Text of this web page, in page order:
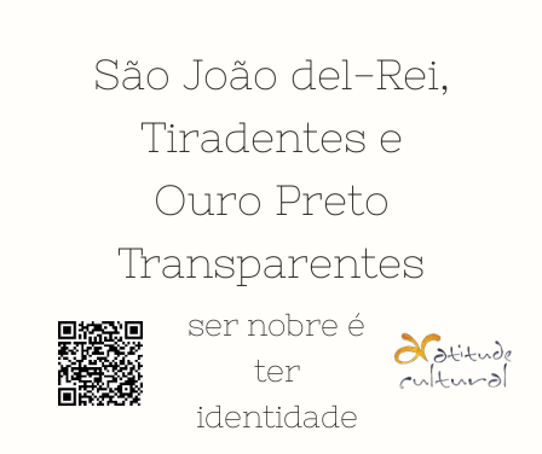
São João del-Rei,
Tiradentes e
Ouro Preto
Transparentes
ser nobre é
ter
identidade